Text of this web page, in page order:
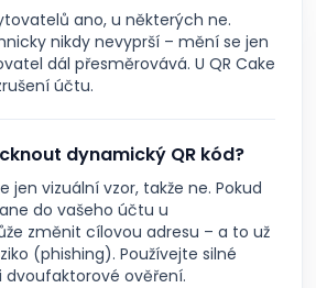
ano, u některých ne.
nikdy nevyprší – mění se jen
dál přesměrovává. U QR Cake
účtu.
dynamický QR kód?
jen vizuální vzor, takže ne. Pokud
do vašeho účtu u
změnit cílovou adresu – a to už
(phishing). Používejte silné
dvoufaktorové ověření.